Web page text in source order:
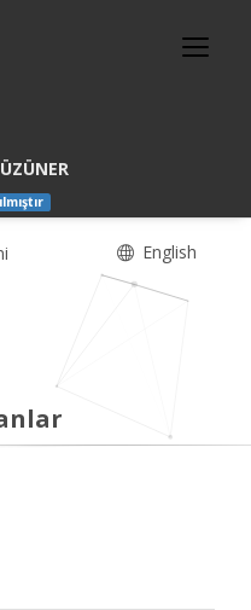
English